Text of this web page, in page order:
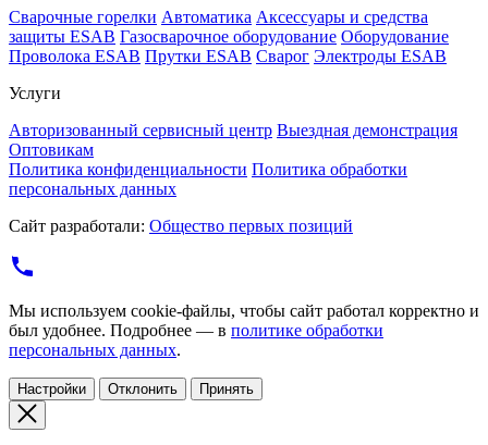
Cварочные горелки Автоматика Аксессуары и средства
защиты ESAB Газосварочное оборудование Оборудование
Проволока ESAB Прутки ESAB Сварог Электроды ESAB
Услуги
Авторизованный сервисный центр Выездная демонстрация
Оптовикам
Политика конфиденциальности Политика обработки
персональных данных
Сайт разработали: Общество первых позиций
Мы используем cookie-файлы, чтобы сайт работал корректно и
был удобнее. Подробнее — в политике обработки
персональных данных.
Настройки Отклонить Принять